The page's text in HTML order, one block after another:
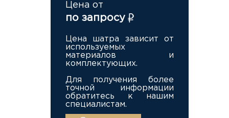
Цена от
по запросу
Цена шатра зависит от
используемых
материалов и
комплектующих.
Для получения более
точной информации
обратитесь к нашим
специалистам.